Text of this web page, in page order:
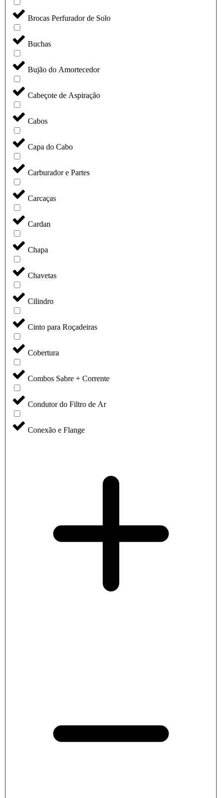
Brocas Perfurador de Solo
Buchas
Bujão do Amortecedor
Cabeçote de Aspiração
Cabos
Capa do Cabo
Carburador e Partes
Carcaças
Cardan
Chapa
Chavetas
Cilindro
Cinto para Roçadeiras
Cobertura
Combos Sabre + Corrente
Condutor do Filtro de Ar
Conexão e Flange